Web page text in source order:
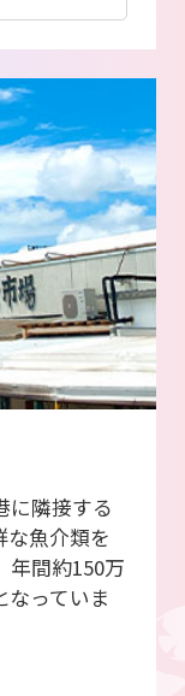
に隣接する
な魚介類を
年間約150万
っていま